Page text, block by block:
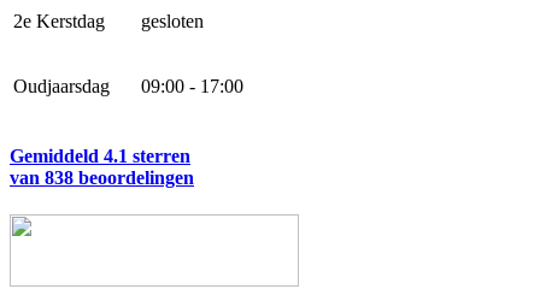
2e Kerstdag gesloten
Oudjaarsdag 09:00 - 17:00
Gemiddeld 4.1 sterren
van 838 beoordelingen